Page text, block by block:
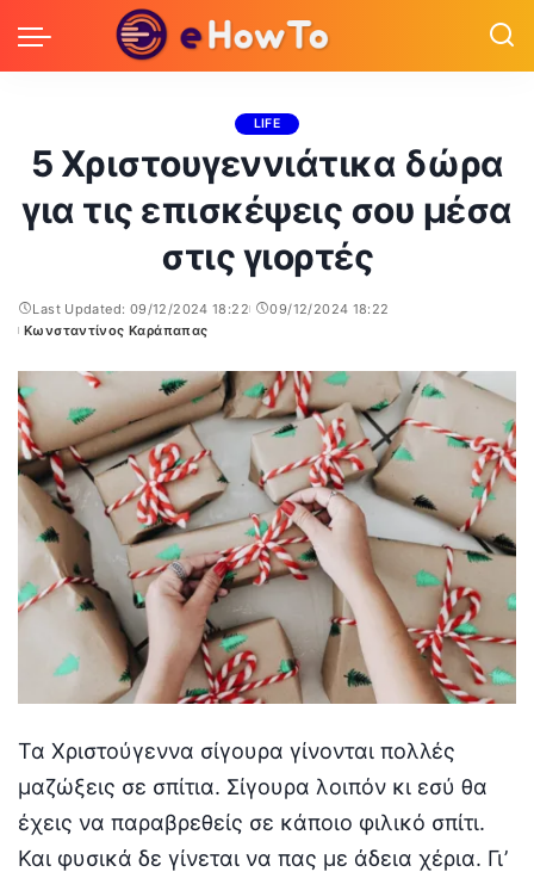
LIFE
5 Χριστουγεννιάτικα δώρα
για τις επισκέψεις σου μέσα
στις γιορτές
Last Updated: 09/12/2024 18:22
09/12/2024 18:22
Posted
Κωνσταντίνος Καράπαπας
Τα Χριστούγεννα σίγουρα γίνονται πολλές
μαζώξεις σε σπίτια. Σίγουρα λοιπόν κι εσύ θα
έχεις να παραβρεθείς σε κάποιο φιλικό σπίτι.
Και φυσικά δε γίνεται να πας με άδεια χέρια. Γι’